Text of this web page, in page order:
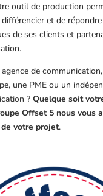
outil de production
et de répondre
de ses clients et
de
une PME ou un
? Quelque soit
Offset 5 nous vous
votre projet.